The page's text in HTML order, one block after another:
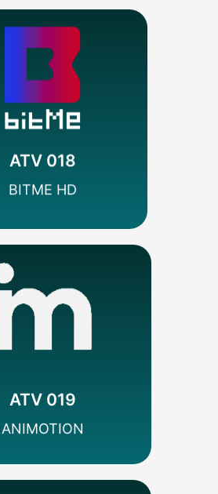
ATV 018
BITME HD
SEÑAL HD
Infantil/Juvenil
Codificado
MÁS INFO
ATV 019
ANIMOTION
SEÑAL HD
Codificado
MÁS INFO